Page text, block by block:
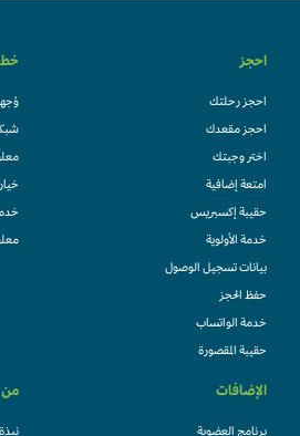
احجز
احجز رحلتك
احجز مقعدك
اختر وجبتك
امتعة إضافية
حقيبة إكسبريس
خدمة الأولوية
بيانات تسجيل الوصول
حفظ الحجز
خدمة الواتساب
حقيبة المقصورة
خطط
وُجهاتنا
شبكتنا
الإضافات
برنامج العضوية
من
نبذة عنا